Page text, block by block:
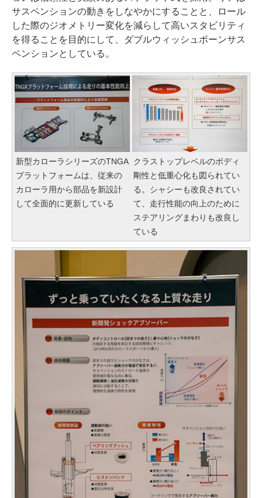
サスペンションの動きをしなやかにすることと、ロール
した際のジオメトリー変化を減らして高いスタビリティ
を得ることを目的にして、ダブルウィッシュボーンサス
ペンションとしている。
新型カローラシリーズのTNGA
プラットフォームは、従来の
カローラ用から部品を新設計
して全面的に更新している
クラストップレベルのボディ
剛性と低重心化も図られてい
る。シャシーも改良されてい
て、走行性能の向上のために
ステアリングまわりも改良し
ている